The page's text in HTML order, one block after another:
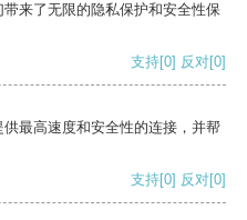
来了无限的隐私保护和安全性保
支持[0] 反对[0]
最高速度和安全性的连接，并帮
支持[0] 反对[0]